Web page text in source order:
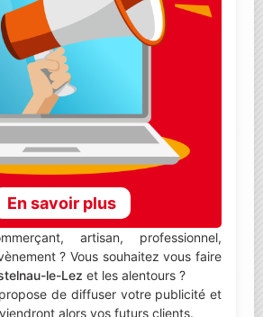
En savoir plus
artisan, professionnel,
? Vous souhaitez vous faire
le-Lez et les alentours ?
de diffuser votre publicité et
alors vos futurs clients.